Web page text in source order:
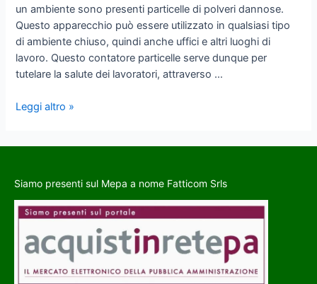
un ambiente sono presenti particelle di polveri dannose.
Questo apparecchio può essere utilizzato in qualsiasi tipo
di ambiente chiuso, quindi anche uffici e altri luoghi di
lavoro. Questo contatore particelle serve dunque per
tutelare la salute dei lavoratori, attraverso …
Leggi altro »
Siamo presenti sul Mepa a nome Fatticom Srls